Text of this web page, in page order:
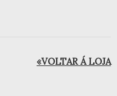
«VOLTAR Á LOJA